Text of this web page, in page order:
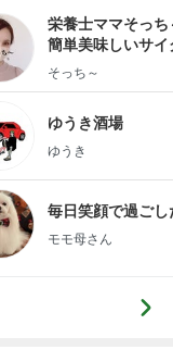
栄養士ママそっち
簡単美味しいサイ
献立
そっち～
ゆうき酒場
ゆうき
毎日笑顔で過ごし
モモ母さん